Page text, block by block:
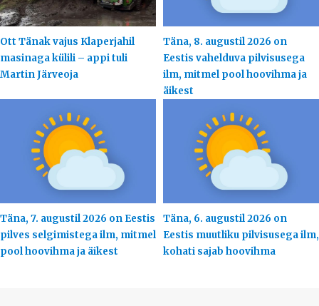
Ott Tänak vajus Klaperjahil
masinaga külili – appi tuli
Martin Järveoja
Täna, 8. augustil 2026 on
Eestis vahelduva pilvisusega
ilm, mitmel pool hoovihma ja
äikest
Täna, 7. augustil 2026 on Eestis
pilves selgimistega ilm, mitmel
pool hoovihma ja äikest
Täna, 6. augustil 2026 on
Eestis muutliku pilvisusega ilm,
kohati sajab hoovihma